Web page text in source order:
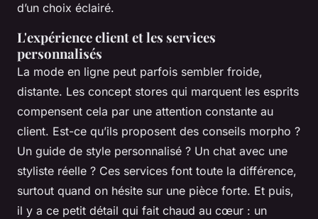
d’un choix éclairé.
L'expérience client et les services
personnalisés
La mode en ligne peut parfois sembler froide,
distante. Les concept stores qui marquent les esprits
compensent cela par une attention constante au
client. Est-ce qu’ils proposent des conseils morpho ?
Un guide de style personnalisé ? Un chat avec une
styliste réelle ? Ces services font toute la différence,
surtout quand on hésite sur une pièce forte. Et puis,
il y a ce petit détail qui fait chaud au cœur : un